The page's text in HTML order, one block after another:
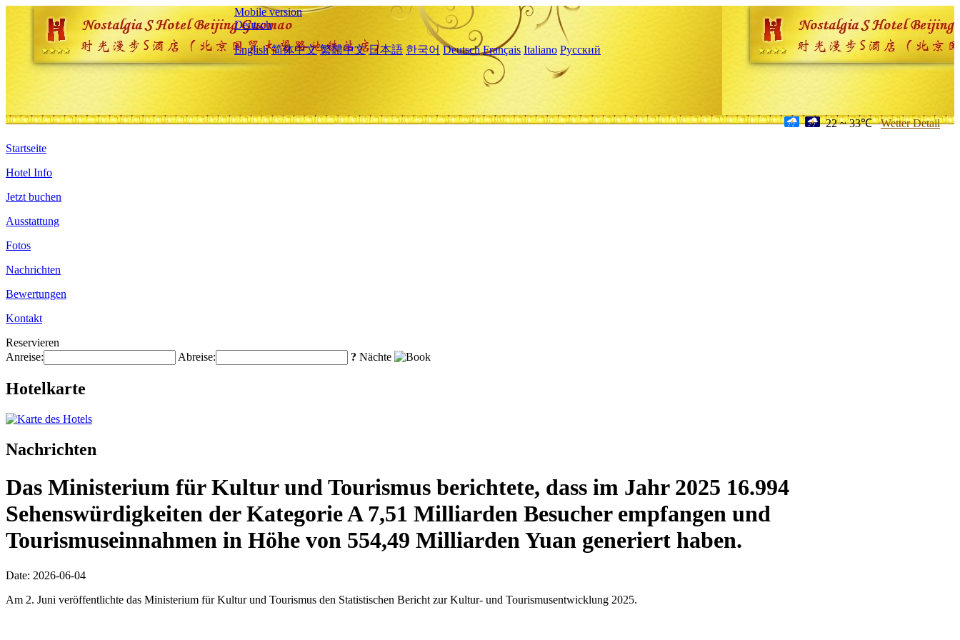
Mobile version
Deutsch
English 简体中文 繁體中文 日本語 한국어 Deutsch Français Italiano Русский
22 ~ 33℃ Wetter Detail
Startseite
Hotel Info
Jetzt buchen
Ausstattung
Fotos
Nachrichten
Bewertungen
Kontakt
Reservieren
Anreise:
Abreise: ? Nächte
Hotelkarte
Nachrichten
Das Ministerium für Kultur und Tourismus berichtete, dass im Jahr 2025 16.994
Sehenswürdigkeiten der Kategorie A 7,51 Milliarden Besucher empfangen und
Tourismuseinnahmen in Höhe von 554,49 Milliarden Yuan generiert haben.
Date: 2026-06-04
Am 2. Juni veröffentlichte das Ministerium für Kultur und Tourismus den Statistischen Bericht zur Kultur- und Tourismusentwicklung 2025.